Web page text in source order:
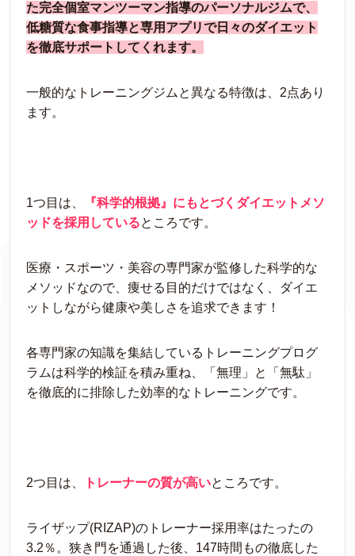
た完全個室マンツーマン指導のパーソナルジムで、
低糖質な食事指導と専用アプリで日々のダイエット
を徹底サポートしてくれます。
一般的なトレーニングジムと異なる特徴は、2点あり
ます。
1つ目は、
『科学的根拠』にもとづくダイエットメソ
ッドを採用しているところです。
医療・スポーツ・美容の専門家が監修した科学的な
メソッドなので、痩せる目的だけではなく、ダイエ
ットしながら健康や美しさを追求できます！
各専門家の知識を集結しているトレーニングプログ
ラムは科学的検証を積み重ね、「無理」と「無駄」
を徹底的に排除した効率的なトレーニングです。
2つ目は、 トレーナーの質が高いところです。
ライザップ(RIZAP)のトレーナー採用率はたったの
3.2％。狭き門を通過した後、147時間もの徹底した